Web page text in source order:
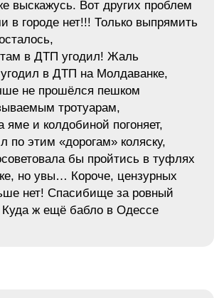
выскажусь. Вот других проблем
в городе нет!!! Только выпрямить
в ДТП угодил! Жаль
угодил в ДТП на Молдаванке,
не прошёлся пешком
тротуарам,
яме и колдобиной погоняет,
по этим «дорогам» коляску,
бы пройтись в туфлях
но увы… Короче, цензурных
нет! Спасибище за ровный
Куда ж ещё бабло в Одессе